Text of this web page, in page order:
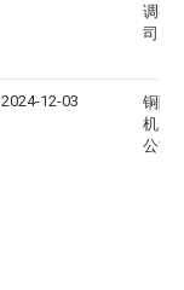
调有
司
2024-12-03
铜陵
机电
公司